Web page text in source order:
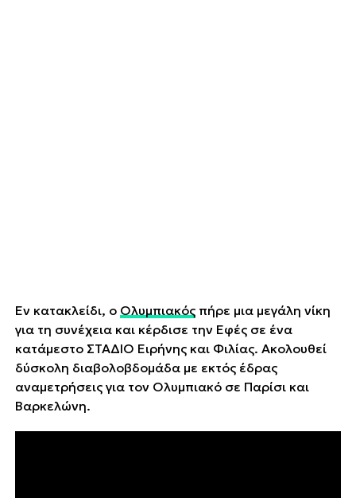
Εν κατακλείδι, ο Ολυμπιακόςπήρε μια μεγάλη νίκη
για τη συνέχεια και κέρδισε την Εφές σε ένα
κατάμεστο ΣΤΑΔΙΟ Ειρήνης και Φιλίας. Ακολουθεί
δύσκολη διαβολοβδομάδα με εκτός έδρας
αναμετρήσεις για τον Ολυμπιακό σε Παρίσι και
Βαρκελώνη.